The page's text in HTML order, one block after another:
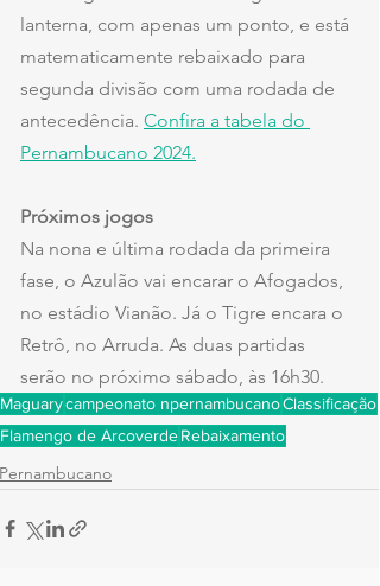
lanterna, com apenas um ponto, e está
matematicamente rebaixado para
segunda divisão com uma rodada de
antecedência. Confira a tabela do
Pernambucano 2024.
Próximos jogos
Na nona e última rodada da primeira
fase, o Azulão vai encarar o Afogados,
no estádio Vianão. Já o Tigre encara o
Retrô, no Arruda. As duas partidas
serão no próximo sábado, às 16h30.
Maguarycampeonato npernambucanoClassificação
Flamengo de ArcoverdeRebaixamento
Pernambucano